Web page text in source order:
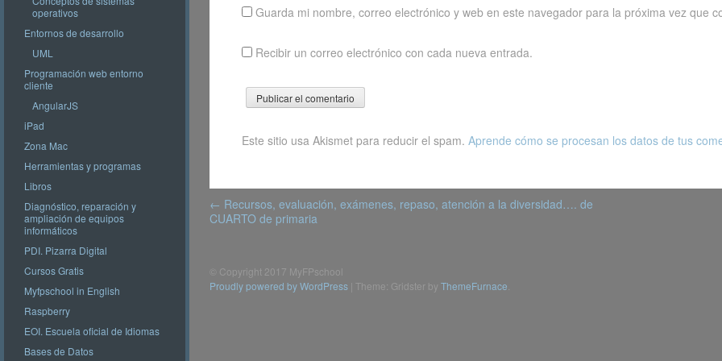
operativos
Entornos de desarrollo
UML
Programación web entorno
cliente
AngularJS
iPad
Zona Mac
Herramientas y programas
Libros
Diagnóstico, reparación y
ampliación de equipos
informáticos
PDI. Pizarra Digital
Cursos Gratis
Myfpschool in English
Raspberry
EOI. Escuela oficial de Idiomas
Bases de Datos
Guarda mi nombre, correo electrónico y web en este navegador para la próxima vez que
Recibir un correo electrónico con cada nueva entrada.
Este sitio usa Akismet para reducir el spam. Aprende cómo se procesan los datos de tus
navigation
← Recursos, evaluación, exámenes, repaso, atención a la diversidad…. de
CUARTO de primaria
© Copyright 2017 MyFPschool
Proudly powered by WordPress Theme: Gridster by ThemeFurnace